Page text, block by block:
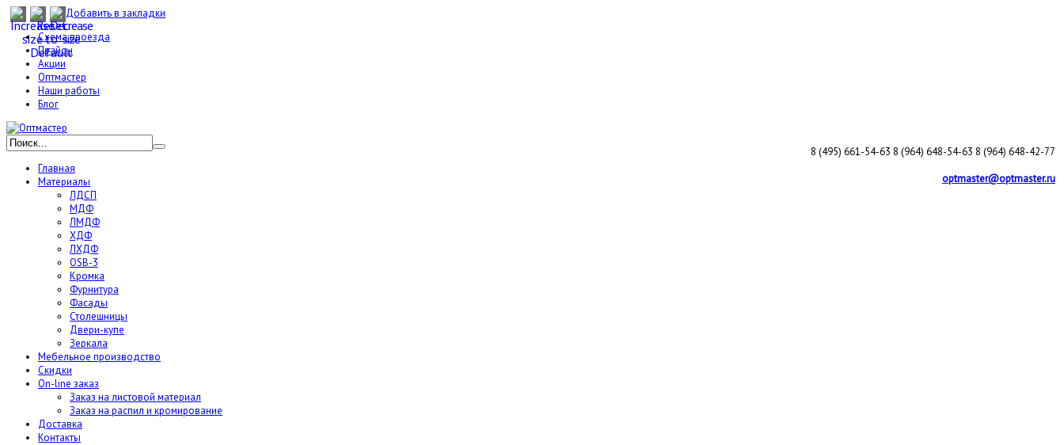
Добавить в закладки
Схема проезда
Прайсы
Акции
Оптмастер
Наши работы
Блог
8 (495) 661-54-63 8 (964) 648-54-63 8 (964) 648-42-77
optmaster@optmaster.ru
Главная
Материалы
ЛДСП
МДФ
ЛМДФ
ХДФ
ЛХДФ
OSB-3
Кромка
Фурнитура
Фасады
Столешницы
Двери-купе
Зеркала
Мебельное производство
Скидки
On-line заказ
Заказ на листовой материал
Заказ на распил и кромирование
Доставка
Контакты